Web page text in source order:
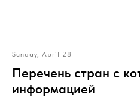
Sunday, April 28
Перечень стран с
информацией